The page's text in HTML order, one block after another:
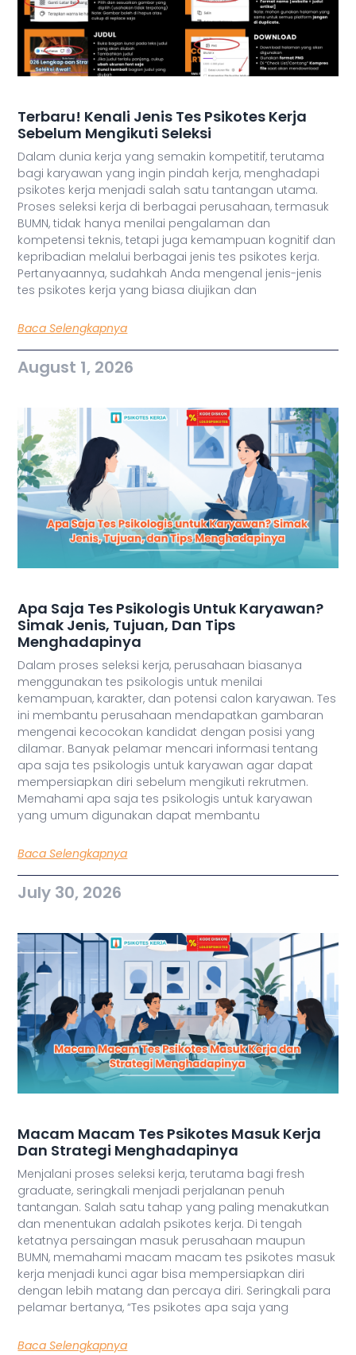
Terbaru! Kenali Jenis Tes Psikotes Kerja
Sebelum Mengikuti Seleksi
Dalam dunia kerja yang semakin kompetitif, terutama
bagi karyawan yang ingin pindah kerja, menghadapi
psikotes kerja menjadi salah satu tantangan utama.
Proses seleksi kerja di berbagai perusahaan, termasuk
BUMN, tidak hanya menilai pengalaman dan
kompetensi teknis, tetapi juga kemampuan kognitif dan
kepribadian melalui berbagai jenis tes psikotes kerja.
Pertanyaannya, sudahkah Anda mengenal jenis-jenis
tes psikotes kerja yang biasa diujikan dan
Baca Selengkapnya
August 1, 2026
Apa Saja Tes Psikologis Untuk Karyawan?
Simak Jenis, Tujuan, Dan Tips
Menghadapinya
Dalam proses seleksi kerja, perusahaan biasanya
menggunakan tes psikologis untuk menilai
kemampuan, karakter, dan potensi calon karyawan. Tes
ini membantu perusahaan mendapatkan gambaran
mengenai kecocokan kandidat dengan posisi yang
dilamar. Banyak pelamar mencari informasi tentang
apa saja tes psikologis untuk karyawan agar dapat
mempersiapkan diri sebelum mengikuti rekrutmen.
Memahami apa saja tes psikologis untuk karyawan
yang umum digunakan dapat membantu
Baca Selengkapnya
July 30, 2026
Macam Macam Tes Psikotes Masuk Kerja
Dan Strategi Menghadapinya
Menjalani proses seleksi kerja, terutama bagi fresh
graduate, seringkali menjadi perjalanan penuh
tantangan. Salah satu tahap yang paling menakutkan
dan menentukan adalah psikotes kerja. Di tengah
ketatnya persaingan masuk perusahaan maupun
BUMN, memahami macam macam tes psikotes masuk
kerja menjadi kunci agar bisa mempersiapkan diri
dengan lebih matang dan percaya diri. Seringkali para
pelamar bertanya, “Tes psikotes apa saja yang
Baca Selengkapnya